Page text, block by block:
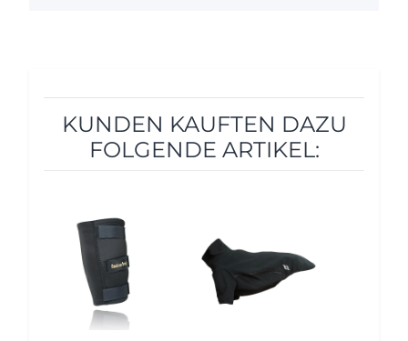
KUNDEN KAUFTEN DAZU
FOLGENDE ARTIKEL:
10%